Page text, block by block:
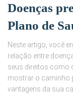
Doenças
Plano de
Neste artigo, você
relação entre
seus direitos como
mostrar o caminho
vantagens da sua